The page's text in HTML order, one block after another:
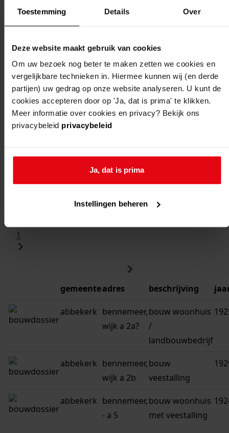
Toestemming Details Over
Deze website maakt gebruik van cookies
Om uw bezoek nog beter te maken zetten we cookies en
vergelijkbare technieken in. Hiermee kunnen wij (en derde
partijen) uw gedrag op onze website analyseren. U kunt de
cookies accepteren door op 'Ja, dat is prima' te klikken.
Meer informatie over cookies en privacy? Bekijk ons
privacybeleid privacybeleid
Ja, dat is prima
Instellingen beheren
Weergave:
1
2
1
gemeenteadres beschrijving
abbekerk bennemeer,
wijk a 2a?
bouw woonhuis
/
landbouwbedrijf
abbekerk bennemeer,
wijk a 2b
bouw
veestalling
abbekerk bennemeer,
- a 5
bouw woonhuis
met veestalling